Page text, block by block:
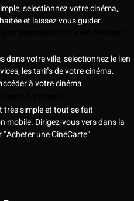
selectionnez votre cinéma,,
et laissez vous guider.
dans votre ville, selectionnez le lien
les tarifs de votre cinéma.
à votre cinéma.
très simple et tout se fait
mobile. Dirigez-vous vers dans la
une CinéCarte"